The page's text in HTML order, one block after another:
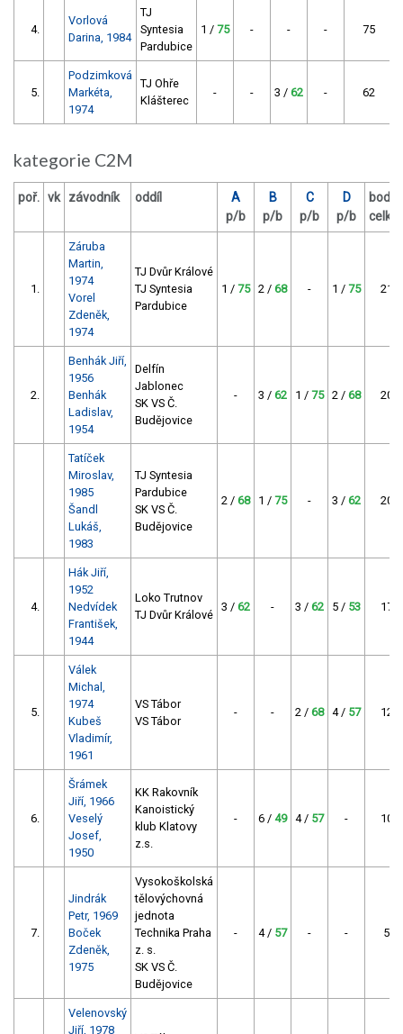
4.
Vorlová
Darina, 1984
TJ
Syntesia
Pardubice
1 / 75 - - - 75
5.
Podzimková
Markéta,
1974
TJ Ohře
Klášterec
- - 3 / 62 - 62
kategorie C2M
poř. vk závodník oddíl
A
p/b
B
p/b
C
p/b
D
p/b
body
1.
Záruba
Martin,
1974
Vorel
Zdeněk,
1974
TJ Dvůr Králové
TJ Syntesia
Pardubice
1 / 75 2 / 68 - 1 / 75 218
2.
Benhák Jiří,
1956
Benhák
Ladislav,
1954
Delfín
Jablonec
SK VS Č.
Budějovice
- 3 / 62 1 / 75 2 / 68 205
Tatíček
Miroslav,
1985
Šandl
Lukáš,
1983
TJ Syntesia
Pardubice
SK VS Č.
Budějovice
2 / 68 1 / 75 - 3 / 62 205
4.
Hák Jiří,
1952
Nedvídek
František,
1944
Loko Trutnov
TJ Dvůr Králové
3 / 62 - 3 / 62 5 / 53 177
5.
Válek
Michal,
1974
Kubeš
Vladimír,
1961
VS Tábor
VS Tábor
- - 2 / 68 4 / 57 125
6.
Šrámek
Jiří, 1966
Veselý
Josef,
1950
KK Rakovník
Kanoistický
klub Klatovy
z.s.
- 6 / 49 4 / 57 - 106
7.
Jindrák
Petr, 1969
Boček
Zdeněk,
1975
Vysokoškolská
tělovýchovná
jednota
Technika Praha
z. s.
SK VS Č.
Budějovice
- 4 / 57 - - 57
Velenovský
Jiří, 1978